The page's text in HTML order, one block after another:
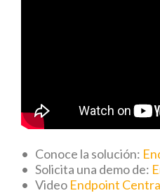
• Conoce la solución:
• Solicita una demo de:
• Video Endpoint